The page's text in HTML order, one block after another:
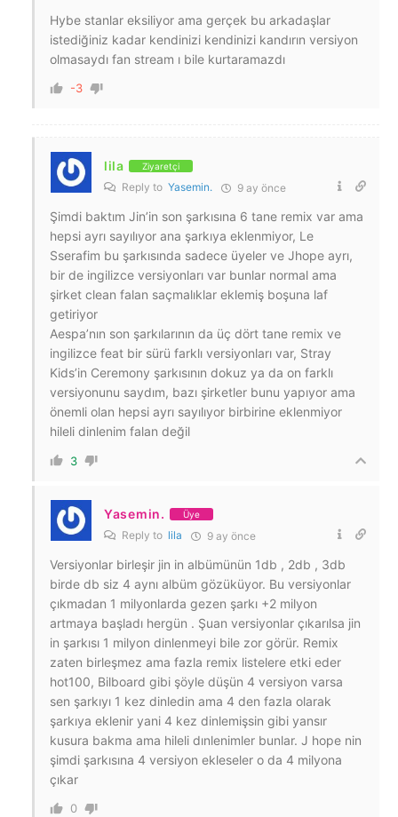
Hybe stanlar eksiliyor ama gerçek bu arkadaşlar
istediğiniz kadar kendinizi kendinizi kandırın versiyon
olmasaydı fan stream ı bile kurtaramazdı
-3
lila Ziyaretçi
Reply to Yasemin. 9 ay önce
Şimdi baktım Jin’in son şarkısına 6 tane remix var ama
hepsi ayrı sayılıyor ana şarkıya eklenmiyor, Le
Sserafim bu şarkısında sadece üyeler ve Jhope ayrı,
bir de ingilizce versiyonları var bunlar normal ama
şirket clean falan saçmalıklar eklemiş boşuna laf
getiriyor
Aespa’nın son şarkılarının da üç dört tane remix ve
ingilizce feat bir sürü farklı versiyonları var, Stray
Kids’in Ceremony şarkısının dokuz ya da on farklı
versiyonunu saydım, bazı şirketler bunu yapıyor ama
önemli olan hepsi ayrı sayılıyor birbirine eklenmiyor
hileli dinlenim falan değil
3
Yasemin. Üye
Reply to lila 9 ay önce
Versiyonlar birleşir jin in albümünün 1db , 2db , 3db
birde db siz 4 aynı albüm gözüküyor. Bu versiyonlar
çıkmadan 1 milyonlarda gezen şarkı +2 milyon
artmaya başladı hergün . Şuan versiyonlar çıkarılsa jin
in şarkısı 1 milyon dinlenmeyi bile zor görür. Remix
zaten birleşmez ama fazla remix listelere etki eder
hot100, Bilboard gibi şöyle düşün 4 versiyon varsa
sen şarkıyı 1 kez dinledin ama 4 den fazla olarak
şarkıya eklenir yani 4 kez dinlemişsin gibi yansır
kusura bakma ama hileli dınlenimler bunlar. J hope nin
şimdi şarkısına 4 versiyon ekleseler o da 4 milyona
çıkar
0